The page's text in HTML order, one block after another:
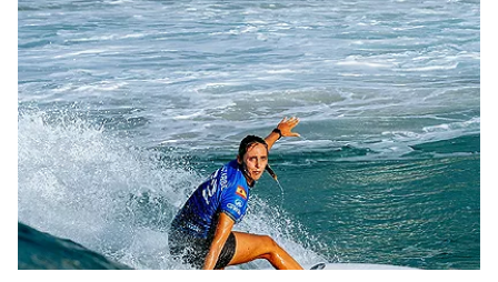
Herri-kirolak
Eskubaloia
Kirolak 360
Atletismoa